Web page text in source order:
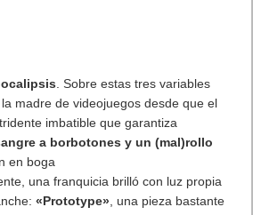
. Sobre estas tres variables
madre de videojuegos desde que el
imbatible que garantiza
a borbotones y un (mal)rollo
en boga
una franquicia brilló con luz propia
«Prototype», una pieza bastante